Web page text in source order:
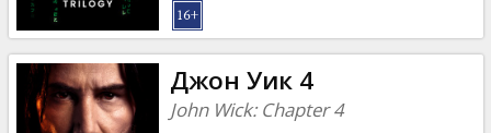
Джон Уик 4
John Wick: Chapter 4